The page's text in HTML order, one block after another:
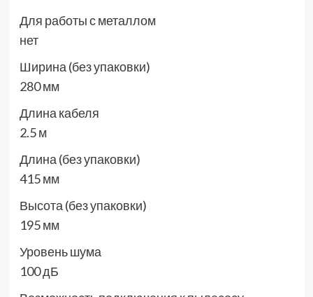
Для работы с металлом
нет
Ширина (без упаковки)
280 мм
Длина кабеля
2.5 м
Длина (без упаковки)
415 мм
Высота (без упаковки)
195 мм
Уровень шума
100 дБ